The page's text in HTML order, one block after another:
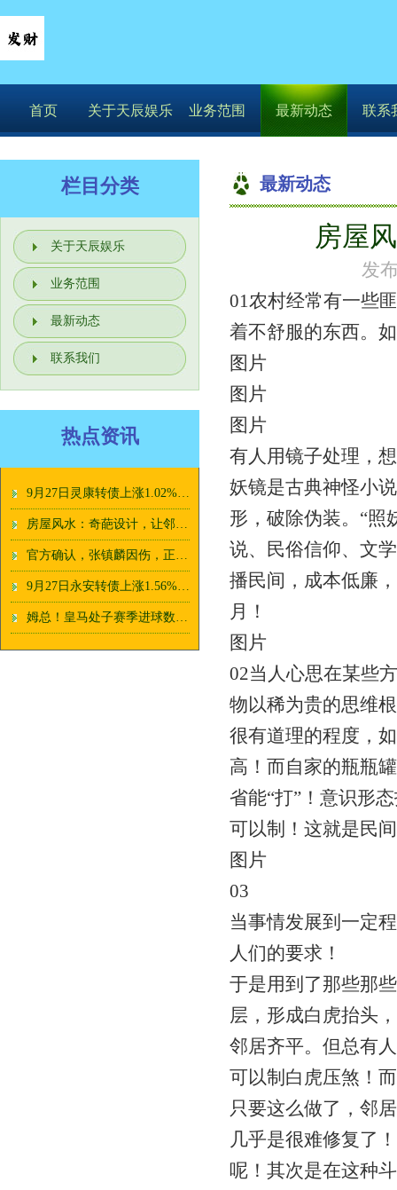
首页 关于天辰娱乐 业务范围 最新动态 联系
栏目分类
关于天辰娱乐
业务范围
最新动态
联系我们
热点资讯
9月27日灵康转债上涨1.02%，转股溢价率80.75%
房屋风水：奇葩设计，让邻居如何想？
官方确认，张镇麟因伤，正式退出男篮集训_进行_命中率_投篮
9月27日永安转债上涨1.56%，转股溢价率49.2%
姆总！皇马处子赛季进球数排行：姆巴佩37球并列最多，C罗33球第3
最新动态
房屋
发
01农村经常有一些
着不舒服的东西。
图片
图片
图片
有人用镜子处理，
妖镜是古典神怪小
形，破除伪装。“照
说、民俗信仰、文
播民间，成本低廉
月！
图片
02当人心思在某些
物以稀为贵的思维
很有道理的程度，
高！而自家的瓶瓶
省能“打”！意识形
可以制！这就是民
图片
03
当事情发展到一定
人们的要求！
于是用到了那些那
层，形成白虎抬头
邻居齐平。但总有
可以制白虎压煞！
只要这么做了，邻
几乎是很难修复了
呢！其次是在这种